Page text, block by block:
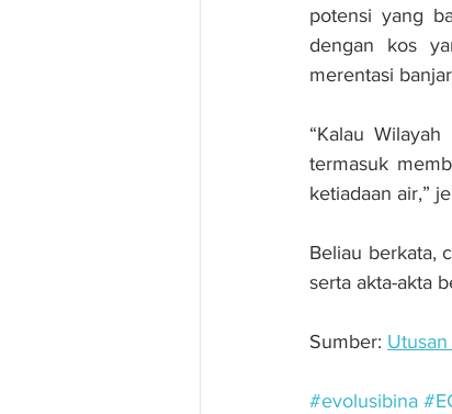
potensi yang
dengan kos
merentasi
“Kalau
termasuk
ketiadaan air,”
Beliau berkata,
serta akta-akta
Sumber:
#evolusibina